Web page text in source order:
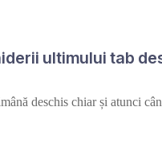
ultimului tab
deschis chiar și atunci